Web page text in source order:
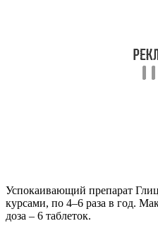
Успокаивающий препарат
курсами, по 4–6 раза в год.
доза – 6 таблеток.